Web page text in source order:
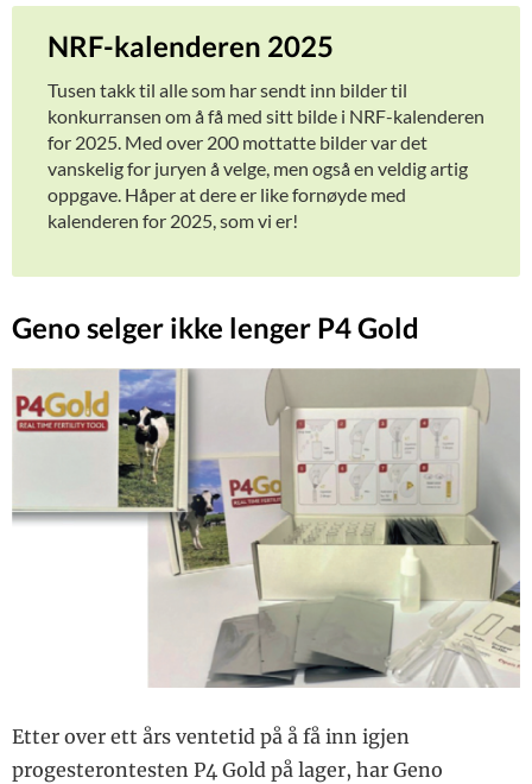
NRF-kalenderen 2025
Tusen takk til alle som har sendt inn bilder til
konkurransen om å få med sitt bilde i NRF-kalenderen
for 2025. Med over 200 mottatte bilder var det
vanskelig for juryen å velge, men også en veldig artig
oppgave. Håper at dere er like fornøyde med
kalenderen for 2025, som vi er!
Geno selger ikke lenger P4 Gold
Etter over ett års ventetid på å få inn igjen
progesterontesten P4 Gold på lager, har Geno